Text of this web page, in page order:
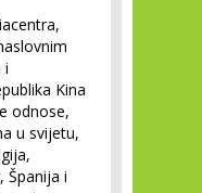
i
Kina
odnose,
u svijetu,
Španija i